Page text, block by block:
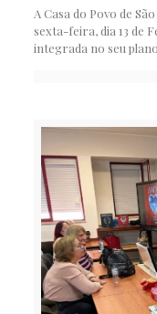
A Casa do Povo de
sexta-feira, dia 13 de
integrada no seu plano